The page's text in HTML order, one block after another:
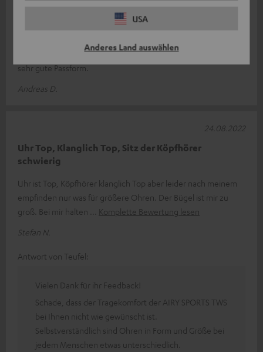
USA
Anderes Land auswählen
Toller Klang und gewöhnungsbedürftig, dann aber gute bis
sehr gute Passform.
Andreas D.
Uhr Top, Klanglich Top, Sitz der Köpfhörer
schwierig
Uhr ist Top, Köpfhörer klanglich Top aber leider nach meinem
empfinden nur was für größere Ohren. Der Bügel ist mir zu
groß. Bei mir halten
Komplette Bewertung lesen
Stefan N.
24.08.2022
Antwort von Teufel:
Vielen Dank für ihr Feedback!
Schade, dass der Tragekomfort der AIRY SPORTS TWS
bei Ihnen nicht wie gewünscht ist.
Selbstverständlich sind Ohren in Form und Größe bei
jedem Menschen etwas unterschiedlich.